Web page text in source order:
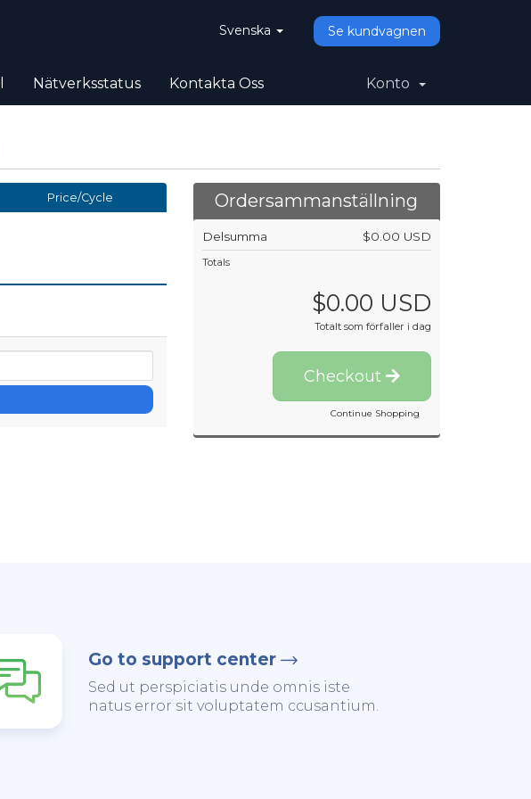
Svenska Se kundvagnen
Nätverksstatus Kontakta Oss Konto
Price/Cycle Ordersammanställning
Delsumma $0.00 USD
Totals
$0.00 USD
Totalt som förfaller i dag
Checkout
Continue Shopping
Go to support center
Sed ut perspiciatis unde omnis iste
natus error sit voluptatem ccusantium.